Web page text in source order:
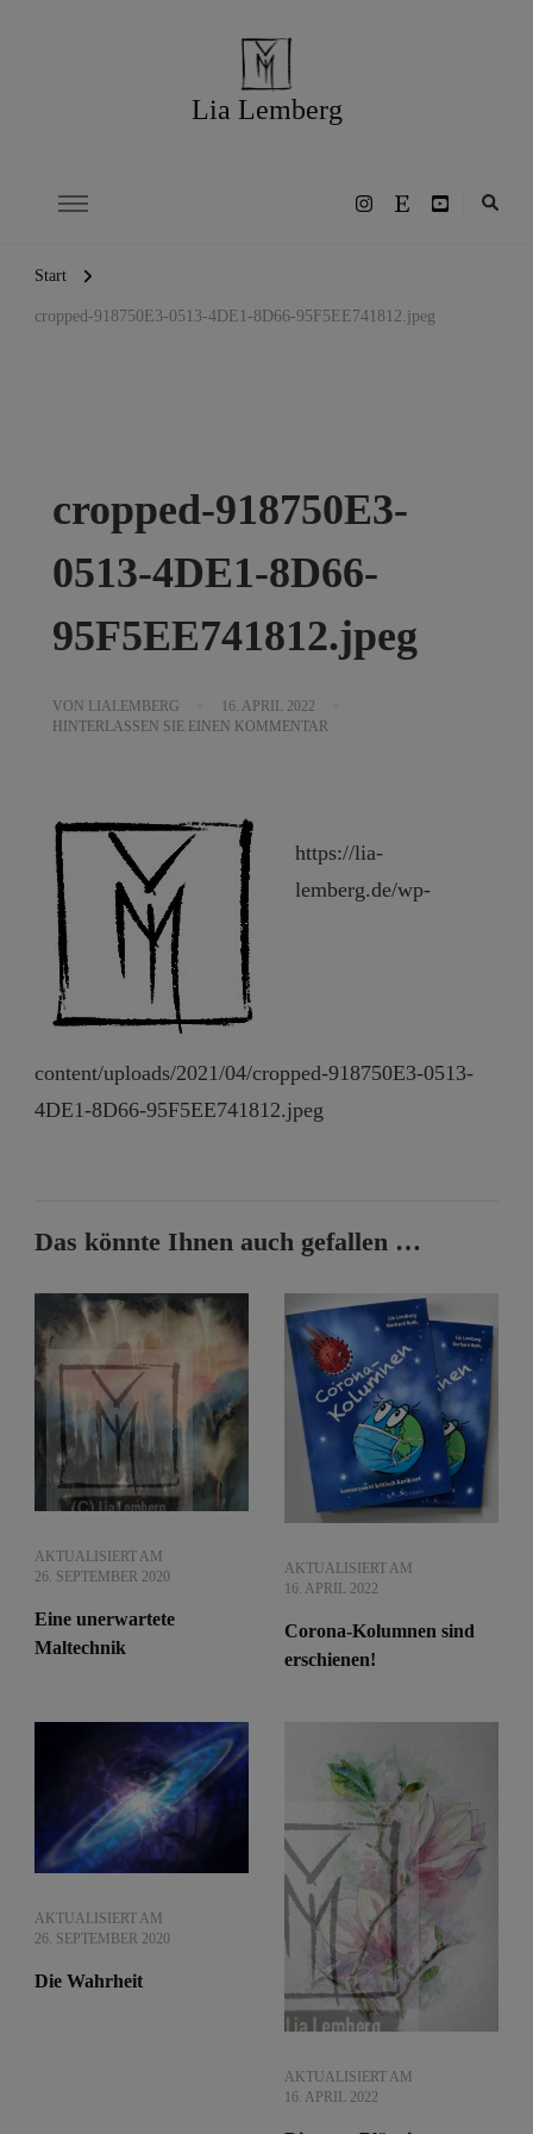
Lia Lemberg
Start
cropped-918750E3-0513-4DE1-8D66-95F5EE741812.jpeg
cropped-918750E3-
0513-4DE1-8D66-
95F5EE741812.jpeg
VON LIALEMBERG
16. APRIL 2022
HINTERLASSEN SIE EINEN KOMMENTAR
95F5EE741812.JPEG
https://lia-
lemberg.de/wp-
content/uploads/2021/04/cropped-918750E3-0513-
4DE1-8D66-95F5EE741812.jpeg
Das könnte Ihnen auch gefallen …
AKTUALISIERT AM
26. SEPTEMBER 2020
Eine unerwartete
Maltechnik
AKTUALISIERT AM
16. APRIL 2022
Corona-Kolumnen sind
erschienen!
AKTUALISIERT AM
26. SEPTEMBER 2020
Die Wahrheit
AKTUALISIERT AM
16. APRIL 2022